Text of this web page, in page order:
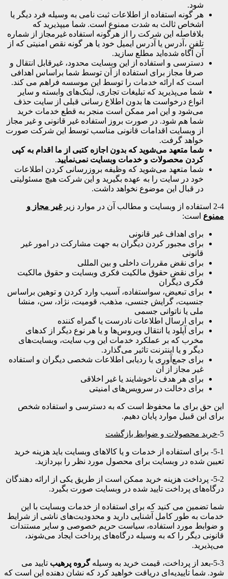
شود.
هر گونه استفاده از اطلاعات ثبت نامی به وسیله فرد دیگر یا
اشخاص ثالث به شدت ممنوع است. شما میپذیرید که
بلافاصله این شرکت را از هرگونه استفاده غیرمجاز از شماره
تلفن ،آدرس یا آدرس ایمیل خود یا هر گونه نقص امنیتی که از
آن آگاه شده‌اید مطلع سازید.
دسترسی و استفاده از این وبسایت محدود، غیرقابل انتقال و
صرفا مجاز برای استفاده از آن توسط شما براساس اهدافی
است که ارائه خدمات را توسط این موسسه فراهم می کند.
شما می‌پذیرید که تبلیغات تجاری، لینک‌های وابسته و سایر
انواع درخواست ها بدون اطلاع رسانی قبلی از سایت حذف
می‌شود و این امر ممکن است منجر به قطع خدمات خرید
شما هم شود. در صورت بروز استفاده غیر قانونی و غیر مجاز
از وبسایت اقدامات قانونی مناسب توسط این شرکت صورت
خواهد گرفت.
شما متعهد میشوید که بدون اجازه کتبی از ما اقدام به کپی
کردن محصولات و خدمات وبسایت نمینمایید.
شما متعهد می‌شوید که وظیفه بروزرسانی کردن اطلاعات
خود در سایت را به عهده بگیرید و این شرکت هیچ مسئولیتی
در قبال این موضوع نخواهد داشت.
2-4 استفاده از وبسایت و مطالب آن در موارد زیر
غیر مجاز و
ممنوع است:
برای اهداف غیر قانونی
برای مجبور کردن دیگران به جهت مشارکت در امور غیر
قانونی
برای نقض مقررات داخلی و بین المللی
برای نقض حقوق مالکیت فکری وبسایت و حقوق مالکیت
فکری دیگران
برای تبعیض، سواستفاده، آسیب وارد کردن و توهین براساس
جنسیت، گرایش جنسی، مذهب، قومیت، نژاد، سن، منشا
ملی یا ناتوانی جسمی
برای ارسال اطلاعات نادرست یا گمراه کننده
برای آپلود یا انتقال ویروس‌ها و یا هر نوع دیگر از کدهای
مخرب که بر عملکرد خدمات این وب سایت، وبسایت‌های
دیگر و یا اینترنت تاثیر می‌گذارد.
برای جمع‌آوری یا ردیابی اطلاعات شخصی دیگران و استفاده
غیر مجاز از آن
برای هر هدف ناخوشایند یا غیر اخلاقی
برای دخالت در سرویس‌های امنیتی
این حق برای ما محفوظ است که به دسترسی و استفاده شخص
برای این قبیل موارد پایان دهیم.
5- خرید محصولات و ضوابط بازگشت
5-1- برای استفاده از خدمات و یا کالاهای وبسایت باید هزینه خرید
تعیین شده در وبسایت برای محصول مورد نظر را بپردازید.
5-2- پرداخت هزینه خرید ممکن است از طریق یکی از ارائه دهندگان
درگاه‌های پرداخت تایید شده در وبسایت صورت بگیرد.
شما تضمین می کنید که برای استفاده از خدمات وبسایت با این
خدمات به طور کامل آشنایی دارید و محدودیت‌های ناشی از شرایط
و ضوابط مورد استفاده، سیاست حریم خصوصی و سایر مستندات
قانونی دیگر را که به وسیله درگاه‌های پرداخت ایجاد می‌شوند،
می‌پذیرید.
5-3-بعد از پرداخت، قیمت خرید به وسیله گروه پرهیب تایید می
شود. شما تاییدیه‌ای دریافت خواهید کرد که نشان دهنده این است که